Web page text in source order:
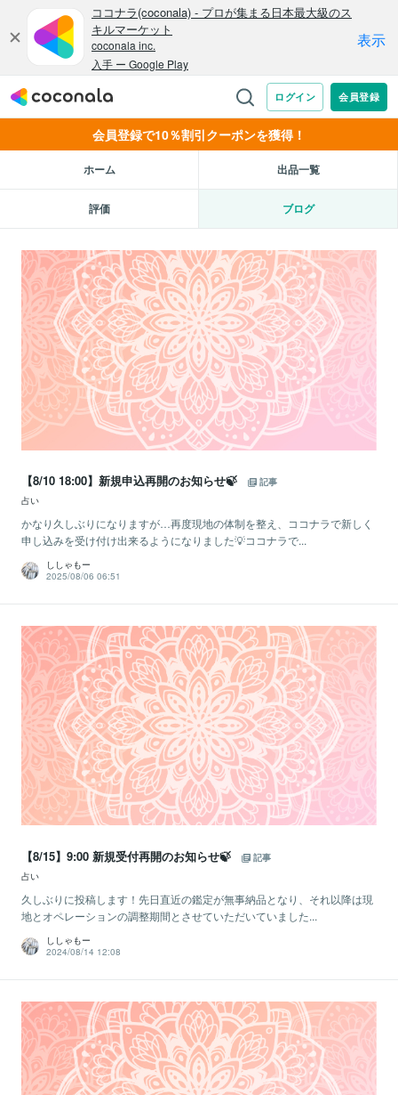
会員登録で10％割引クーポンを獲得！
ホーム 出品一覧
評価 ブログ
【8/10 18:00】新規申込再開のお知らせ🍃
記事
占い
かなり久しぶりになりますが…再度現地の体制を整え、ココナラで新しく
申し込みを受け付け出来るようになりました💡ココナラで...
ししゃもー
2025/08/06 06:51
【8/15】9:00 新規受付再開のお知らせ🍃
記事
占い
久しぶりに投稿します！先日直近の鑑定が無事納品となり、それ以降は現
地とオペレーションの調整期間とさせていただいていました...
ししゃもー
2024/08/14 12:08